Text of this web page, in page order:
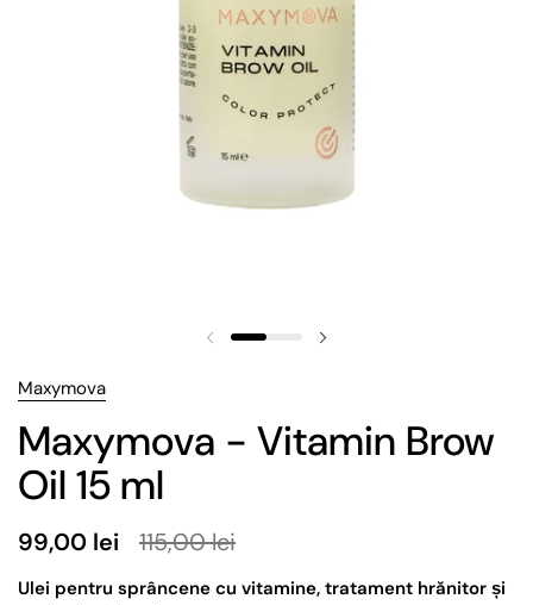
Maxymova
Maxymova - Vitamin Brow
Oil 15 ml
99,00 lei 115,00 lei
Ulei pentru sprâncene cu vitamine, tratament hrănitor și